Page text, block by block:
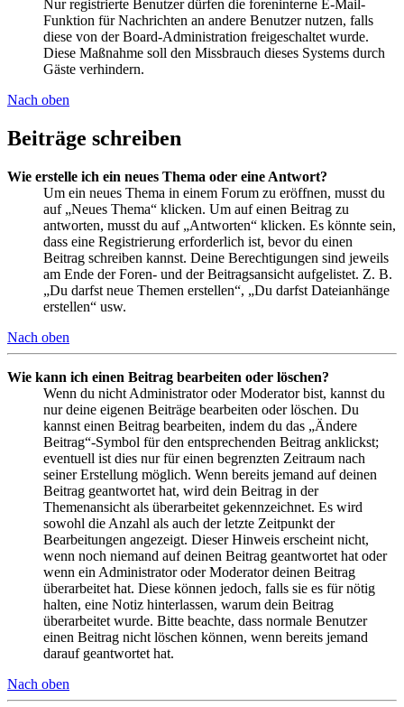
Nur registrierte Benutzer dürfen die foreninterne E-Mail-
Funktion für Nachrichten an andere Benutzer nutzen, falls
diese von der Board-Administration freigeschaltet wurde.
Diese Maßnahme soll den Missbrauch dieses Systems durch
Gäste verhindern.
Nach oben
Beiträge schreiben
Wie erstelle ich ein neues Thema oder eine Antwort?
Um ein neues Thema in einem Forum zu eröffnen, musst du
auf „Neues Thema“ klicken. Um auf einen Beitrag zu
antworten, musst du auf „Antworten“ klicken. Es könnte sein,
dass eine Registrierung erforderlich ist, bevor du einen
Beitrag schreiben kannst. Deine Berechtigungen sind jeweils
am Ende der Foren- und der Beitragsansicht aufgelistet. Z. B.
„Du darfst neue Themen erstellen“, „Du darfst Dateianhänge
erstellen“ usw.
Nach oben
Wie kann ich einen Beitrag bearbeiten oder löschen?
Wenn du nicht Administrator oder Moderator bist, kannst du
nur deine eigenen Beiträge bearbeiten oder löschen. Du
kannst einen Beitrag bearbeiten, indem du das „Ändere
Beitrag“-Symbol für den entsprechenden Beitrag anklickst;
eventuell ist dies nur für einen begrenzten Zeitraum nach
seiner Erstellung möglich. Wenn bereits jemand auf deinen
Beitrag geantwortet hat, wird dein Beitrag in der
Themenansicht als überarbeitet gekennzeichnet. Es wird
sowohl die Anzahl als auch der letzte Zeitpunkt der
Bearbeitungen angezeigt. Dieser Hinweis erscheint nicht,
wenn noch niemand auf deinen Beitrag geantwortet hat oder
wenn ein Administrator oder Moderator deinen Beitrag
überarbeitet hat. Diese können jedoch, falls sie es für nötig
halten, eine Notiz hinterlassen, warum dein Beitrag
überarbeitet wurde. Bitte beachte, dass normale Benutzer
einen Beitrag nicht löschen können, wenn bereits jemand
darauf geantwortet hat.
Nach oben